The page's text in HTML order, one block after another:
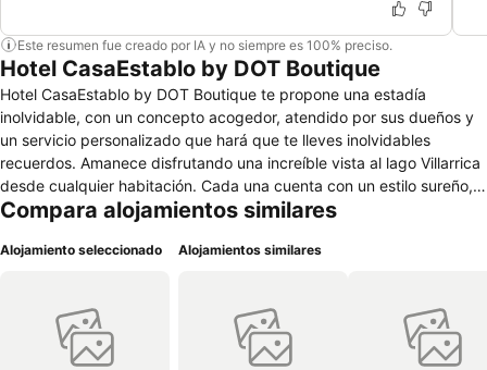
Este resumen fue creado por IA y no siempre es 100% preciso.
Hotel CasaEstablo by DOT Boutique
Hotel CasaEstablo by DOT Boutique te propone una estadía
inolvidable, con un concepto acogedor, atendido por sus dueños y
un servicio personalizado que hará que te lleves inolvidables
recuerdos. Amanece disfrutando una increíble vista al lago Villarrica
desde cualquier habitación. Cada una cuenta con un estilo sureño,
acogedor y está completamente equipada para que tu estadía sea
con productos locales y sabores exquisitos, relájate en el jardín y no
CasaEstablo tambien.
Compara alojamientos similares
Alojamiento seleccionado Alojamientos similares